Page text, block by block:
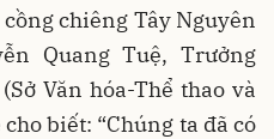
chiêng Tây Nguyên
Quang Tuệ, Trưởng
Văn hóa-Thể thao và
biết: “Chúng ta đã có